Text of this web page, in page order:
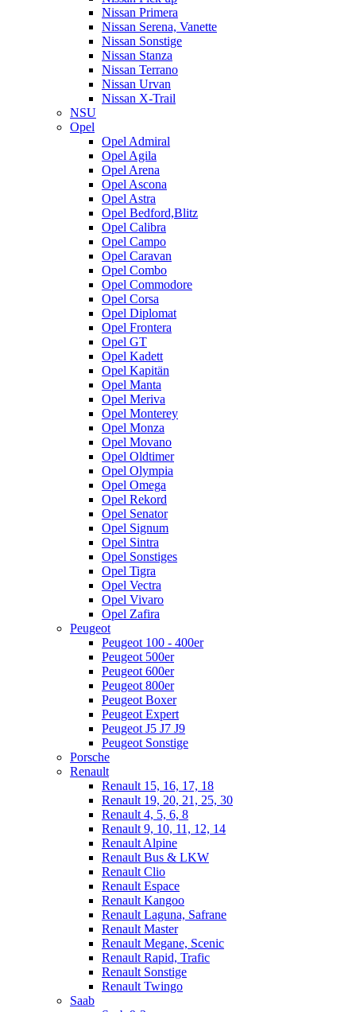
Nissan Primera
Nissan Serena, Vanette
Nissan Sonstige
Nissan Stanza
Nissan Terrano
Nissan Urvan
Nissan X-Trail
NSU
Opel
Opel Admiral
Opel Agila
Opel Arena
Opel Ascona
Opel Astra
Opel Bedford,Blitz
Opel Calibra
Opel Campo
Opel Caravan
Opel Combo
Opel Commodore
Opel Corsa
Opel Diplomat
Opel Frontera
Opel GT
Opel Kadett
Opel Kapitän
Opel Manta
Opel Meriva
Opel Monterey
Opel Monza
Opel Movano
Opel Oldtimer
Opel Olympia
Opel Omega
Opel Rekord
Opel Senator
Opel Signum
Opel Sintra
Opel Sonstiges
Opel Tigra
Opel Vectra
Opel Vivaro
Opel Zafira
Peugeot
Peugeot 100 - 400er
Peugeot 500er
Peugeot 600er
Peugeot 800er
Peugeot Boxer
Peugeot Expert
Peugeot J5 J7 J9
Peugeot Sonstige
Porsche
Renault
Renault 15, 16, 17, 18
Renault 19, 20, 21, 25, 30
Renault 4, 5, 6, 8
Renault 9, 10, 11, 12, 14
Renault Alpine
Renault Bus & LKW
Renault Clio
Renault Espace
Renault Kangoo
Renault Laguna, Safrane
Renault Master
Renault Megane, Scenic
Renault Rapid, Trafic
Renault Sonstige
Renault Twingo
Saab